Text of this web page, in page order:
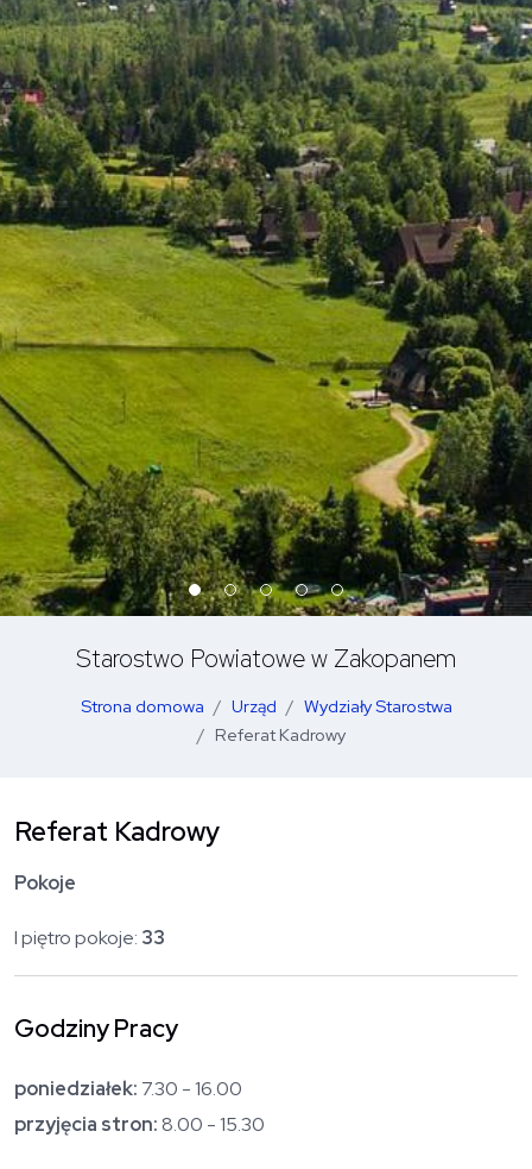
Starostwo Powiatowe w Zakopanem
Strona domowa Urząd
Wydziały Starostwa
Referat Kadrowy
Referat Kadrowy
Pokoje
I piętro pokoje: 33
Godziny Pracy
poniedziałek: 7.30 - 16.00
przyjęcia stron:8.00 - 15.30